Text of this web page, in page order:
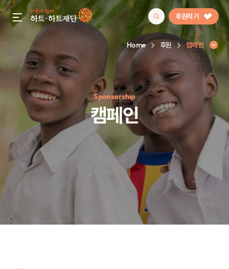
gnb menu open 후원하기
인기 키워드
#정기후원#하트플레이스#캠페인 #팬덤후원
Home 후원 캠페인
Sponsorship
캠페인